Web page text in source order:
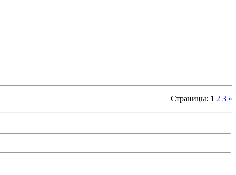
Страницы: 1 2 3 »